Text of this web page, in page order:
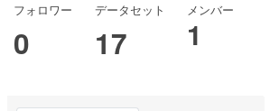
フォロワー
0
データセット
17
メンバー
1